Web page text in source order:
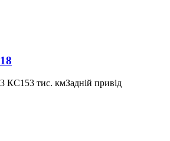
КС153 тис. кмЗадній привід